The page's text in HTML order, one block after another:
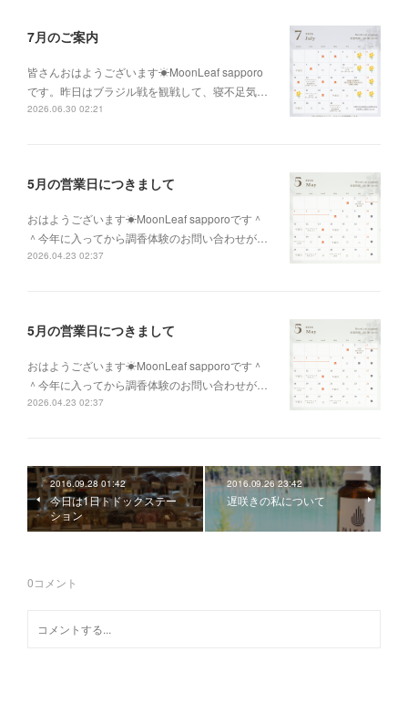
7月のご案内
皆さんおはようございます☀MoonLeaf sapporo
です。昨日はブラジル戦を観戦して、寝不足気…
2026.06.30 02:21
5月の営業日につきまして
おはようございます☀MoonLeaf sapporoです＾
＾今年に入ってから調香体験のお問い合わせが…
2026.04.23 02:37
5月の営業日につきまして
おはようございます☀MoonLeaf sapporoです＾
＾今年に入ってから調香体験のお問い合わせが…
2026.04.23 02:37
2016.09.28 01:42
今日は1日トドックステー
ション
2016.09.26 23:42
遅咲きの私について
0コメント